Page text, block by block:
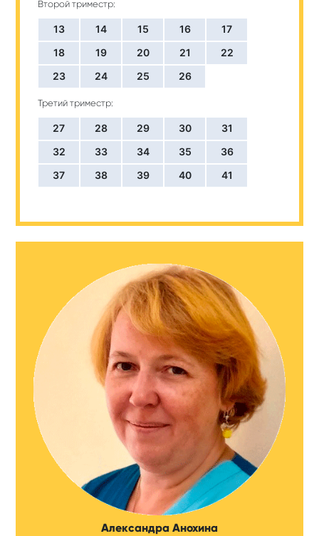
Второй триместр:
13 14 15 16
17
18
19 20 21
22
23
24 25 26
Третий триместр:
27 28 29 30
31
32
33 34 35
36
37
38 39 40 41
Александра Анохина